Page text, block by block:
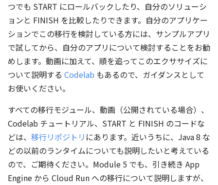
つでも START にロールバックしたり、自分のソリューシ
ョンと FINISH を比較したりできます。自分のアプリケー
ションでこの移行を検討している方には、サンプルアプリ
で試してから、自分のアプリについて検討することをお勧
めします。動画に加えて、順を追ってこのエクササイズに
ついて説明する Codelab もあるので、ガイダンスとして
お使いください。
すべての移行モジュール、動画（公開されている場合）、
Codelab チュートリアル、START と FINISH のコードな
どは、 移行リポジトリ にあります。近いうちに、Java 8 な
どの以前のランタイムについても説明したいと考えている
ので、ご期待ください。Module 5 でも、引き続き App
Engine から Cloud Run への移行について説明しますが、